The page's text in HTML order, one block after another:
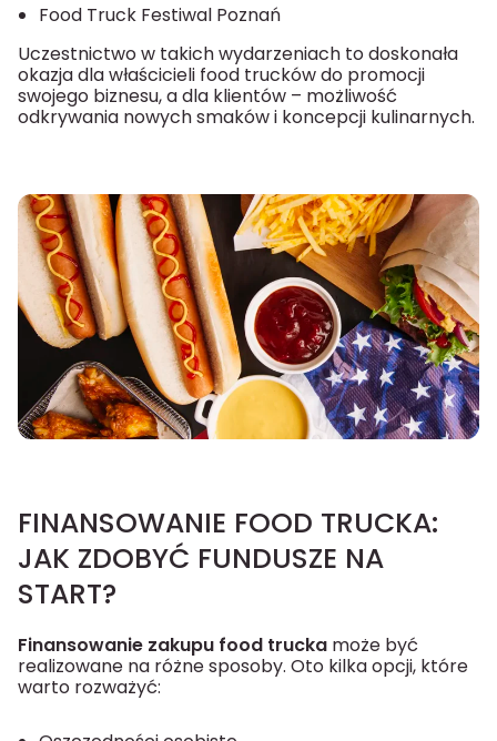
Food Truck Festiwal Poznań
Uczestnictwo w takich wydarzeniach to doskonała
okazja dla właścicieli food trucków do promocji
swojego biznesu, a dla klientów – możliwość
odkrywania nowych smaków i koncepcji kulinarnych.
FINANSOWANIE FOOD TRUCKA:
JAK ZDOBYĆ FUNDUSZE NA
START?
Finansowanie zakupu food trucka może być
realizowane na różne sposoby. Oto kilka opcji, które
warto rozważyć: